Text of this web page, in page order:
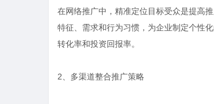
在网络推广中，精准定位目标受众是提高
特征、需求和行为习惯，为企业制定个性
转化率和投资回报率。
2、多渠道整合推广策略